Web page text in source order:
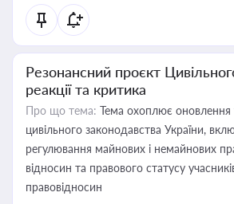
Резонансний проєкт
реакції та критика
Про що тема: Тема охоплює
цивільного законодавства України,
регулювання майнових і немайнових
відносин та правового статусу
правовідносин